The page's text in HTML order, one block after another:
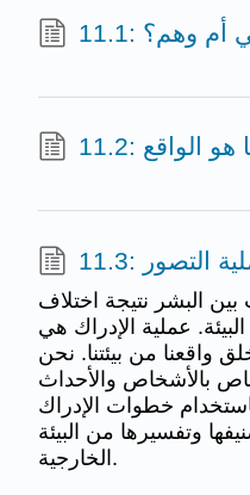
أم وهم؟
ما هو الواقع
عملية التصور
البشر نتيجة اختلاف
عملية الإدراك هي
واقعنا من بيئتنا. نحن
بالأشخاص والأحداث
باستخدام خطوات الإدراك
وتفسيرها من البيئة
الخارجية.